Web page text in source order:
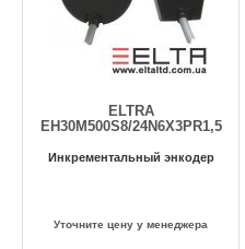
ELTRA
EH30M500S8/24N6X3PR1,5
Инкрементальный энкодер
Уточните цену у менеджера